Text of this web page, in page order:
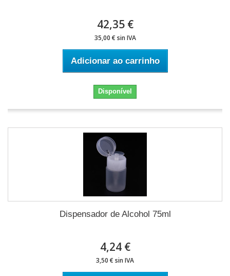
42,35 €
35,00 € sin IVA
Adicionar ao carrinho
Disponível
Dispensador de Alcohol 75ml
4,24 €
3,50 € sin IVA